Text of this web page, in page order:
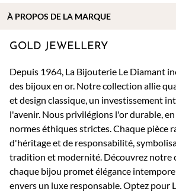
GOLD JEWELLERY
Depuis 1964, La Bijouterie Le Diamant
des bijoux en or. Notre collection allie
et design classique, un investissement
l'avenir. Nous privilégions l'or durable,
normes éthiques strictes. Chaque pièce
d'héritage et de responsabilité,
tradition et modernité. Découvrez notre
chaque bijou promet élégance
envers un luxe responsable. Optez pour
À PROPOS DE LA MARQUE